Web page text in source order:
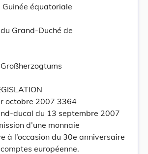
équatoriale
Grand-Duché de
octobre 2007 3364
ducal du 13 septembre 2007
d’une monnaie
à l’occasion du 30e anniversaire
européenne.